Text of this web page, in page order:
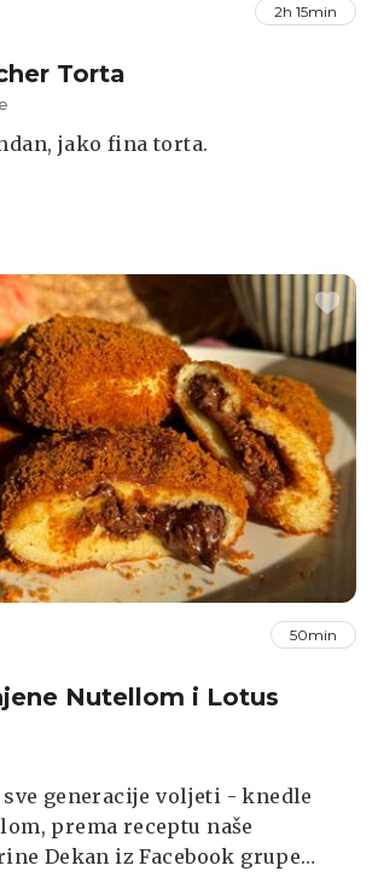
2h 15min
Torta
jako fina torta.
50min
Nutellom i Lotus
generacije voljeti - knedle
prema receptu naše
Dekan iz Facebook grupe